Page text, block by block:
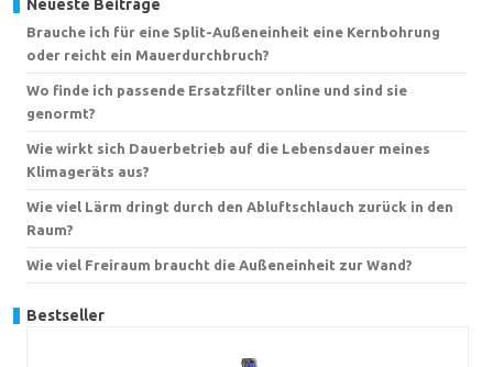
Neueste Beiträge
Brauche ich für eine Split-Außeneinheit eine Kernbohrung
oder reicht ein Mauerdurchbruch?
Wo finde ich passende Ersatzfilter online und sind sie
genormt?
Wie wirkt sich Dauerbetrieb auf die Lebensdauer meines
Klimageräts aus?
Wie viel Lärm dringt durch den Abluftschlauch zurück in den
Raum?
Wie viel Freiraum braucht die Außeneinheit zur Wand?
Bestseller